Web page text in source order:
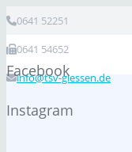
0641 52251
0641 54652
info@tsv-giessen.de
Facebook
Instagram